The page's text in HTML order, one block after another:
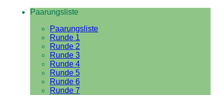
Paarungsliste
Paarungsliste
Runde 1
Runde 2
Runde 3
Runde 4
Runde 5
Runde 6
Runde 7